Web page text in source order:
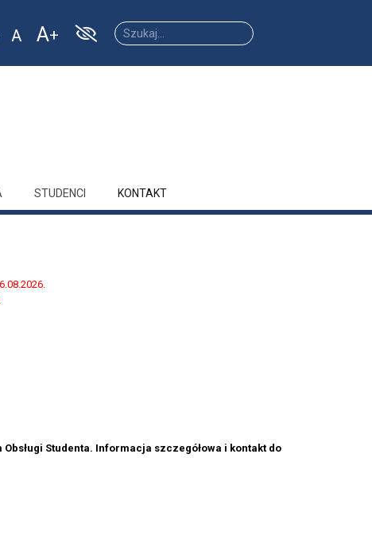
size.
A
font
A
Increase
font
STUDENCI KONTAKT
Studenta. Informacja szczegółowa i kontakt do